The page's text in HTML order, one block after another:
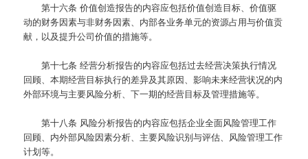
第十六条 价值创造报告的内容应包括价值创造目标、价值驱
动的财务因素与非财务因素、内部各业务单元的资源占用与价值贡
献，以及提升公司价值的措施等。
第十七条经营分析报告的内容应包括过去经营决策执行情况
回顾、本期经营目标执行的差异及其原因、影响未来经营状况的内
外部环境与主要风险分析、下一期的经营目标及管理措施等。
第十八条 风险分析报告的内容应包括企业全面风险管理工作
回顾、内外部风险因素分析、主要风险识别与评估、风险管理工作
计划等。